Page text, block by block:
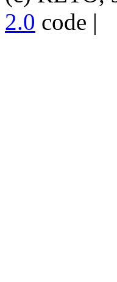
2.0 code |